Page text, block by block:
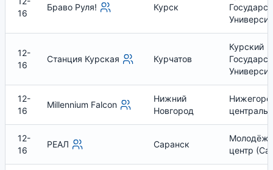
16
Браво Руля! Курск
12-
16
Станция Курская Курчатов
Курский
12-
16
Millennium Falcon
Нижний
Новгород
12-
16
РЕАЛ Саранск
центр